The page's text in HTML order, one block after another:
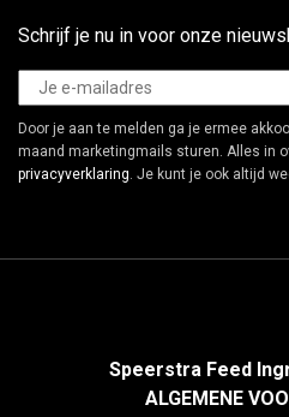
Schrijf je nu in voor onze
Door je aan te melden ga je ermee
maand marketingmails sturen. Alles in
privacyverklaring . Je kunt je ook altijd
Speerstra Feed
ALGEMENE